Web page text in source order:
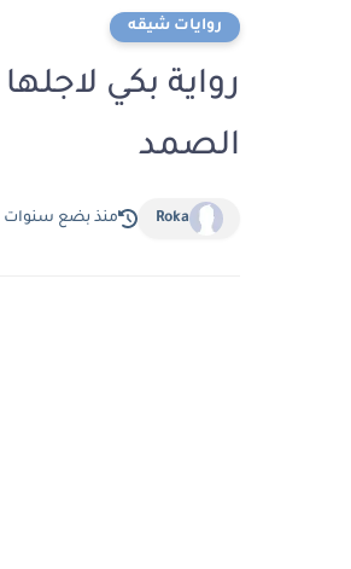
روايات شيقه
الصمد
Roka منذ بضع سنوات